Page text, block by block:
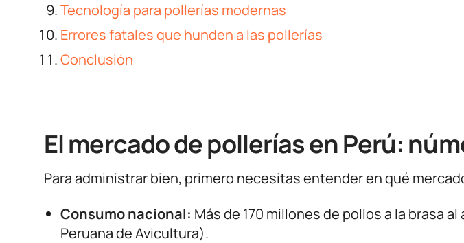
Tecnología para pollerías modernas
Errores fatales que hunden a las pollerías
Conclusión
El mercado de pollerías en Perú:
Para administrar bien, primero necesitas entender en qué
Consumo nacional: Más de 170 millones de pollos a la brasa
Peruana de Avicultura).